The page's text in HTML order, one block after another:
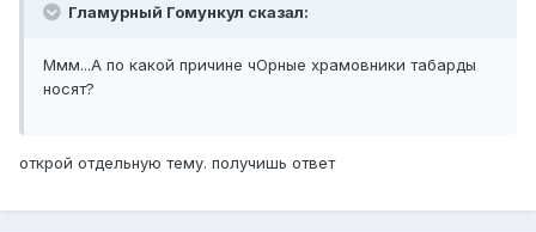
Гламурный Гомункул сказал:
Ммм...А по какой причине чОрные храмовники табарды
носят?
открой отдельную тему. получишь ответ